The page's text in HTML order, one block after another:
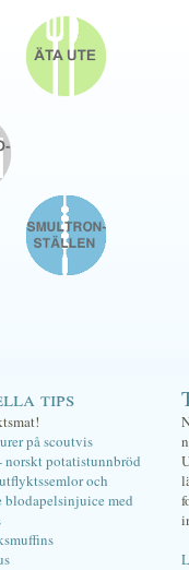
tips
på scoutvis
norskt potatistunnbröd
och
blodapelsinjuice med